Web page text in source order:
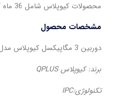
محصولات کیوپلاس شامل 36 ماه گارانتی طلایی می باشند; این برند در برگیرنده سبد کالایی کامل (دوربین AHD-IP_دستگاه XVR-NVR و لوازم جانبی) میباشد.
مشخصات محصول
دوربین 3 مگاپیکسل کیوپلاس مدل PL-IPW-B3670A6-X
برند: کیوپلاس QPLUS
تکنولوژی:IPC